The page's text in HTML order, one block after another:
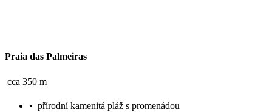
Praia das Palmeiras
cca 350 m
• přírodní kamenitá pláž s promenádou